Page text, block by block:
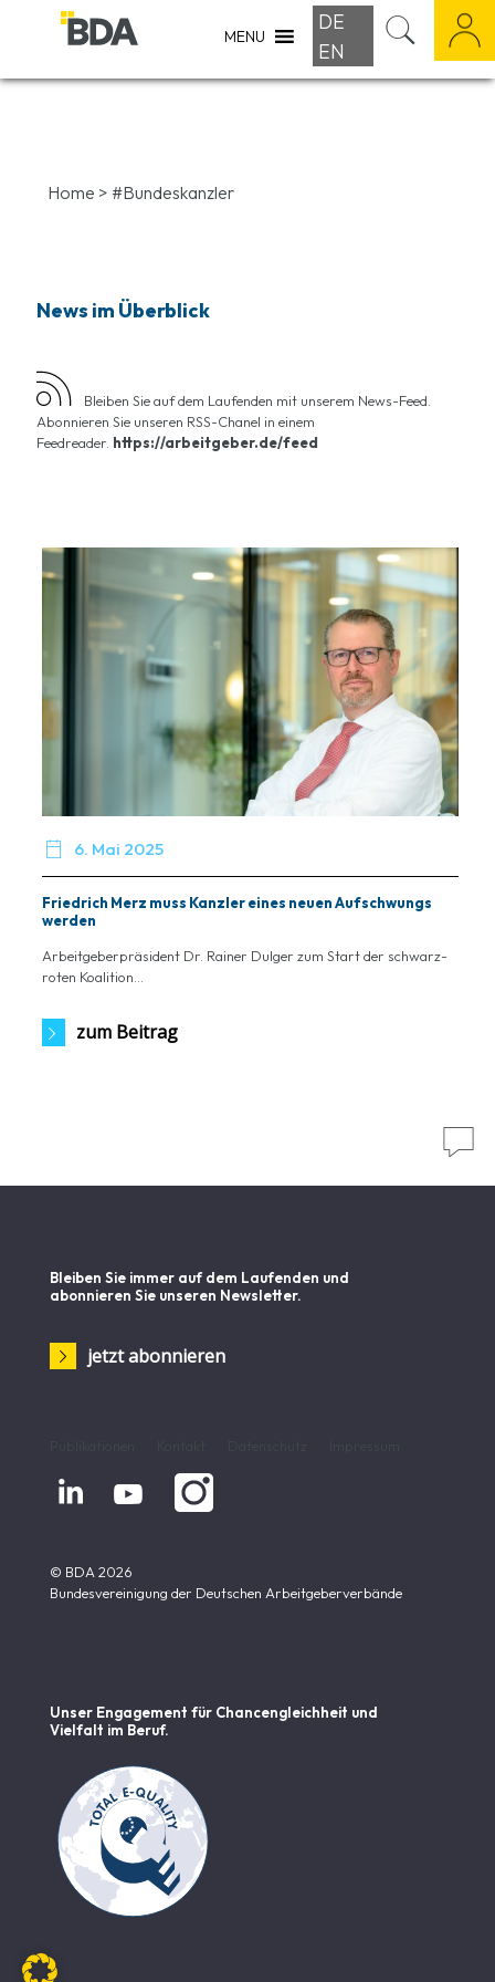
MENU
DE
EN
Home > #Bundeskanzler
News im Überblick
Bleiben Sie auf dem Laufenden mit unserem News-Feed.
Abonnieren Sie unseren RSS-Chanel in einem
Feedreader. https://arbeitgeber.de/feed
 6. Mai 2025
Friedrich Merz muss Kanzler eines neuen Aufschwungs
werden
Arbeitgeberpräsident Dr. Rainer Dulger zum Start der schwarz-
roten Koalition...
zum Beitrag

Bleiben Sie immer auf dem Laufenden und
abonnieren Sie unseren Newsletter.
jetzt abonnieren
 
© BDA 2026
Bundesvereinigung der Deutschen Arbeitgeberverbände
Unser Engagement für Chancen­gleichheit und
Vielfalt im Beruf.